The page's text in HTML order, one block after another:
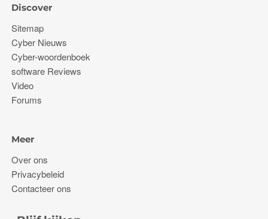
Discover
Sitemap
Cyber ​​Nieuws
Cyber-woordenboek
software Reviews
Video
Forums
Meer
Over ons
Privacybeleid
Contacteer ons